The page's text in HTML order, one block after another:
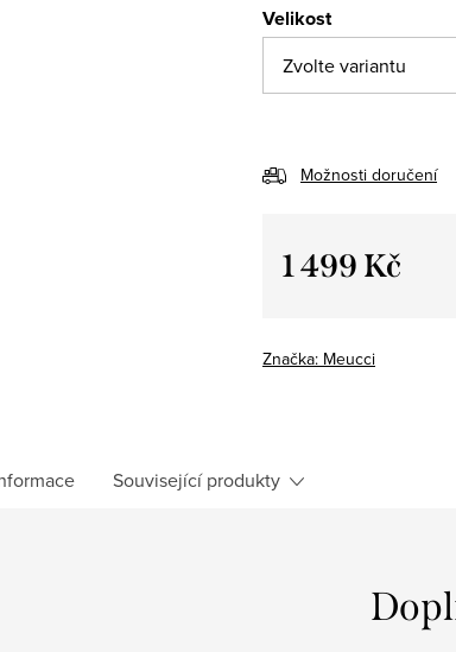
Velikost
Možnosti doručení
1 499 Kč
Značka: Meucci
Související produkty